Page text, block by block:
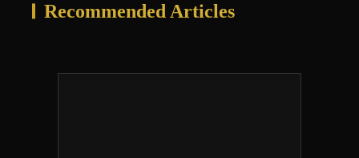
Recommended Articles